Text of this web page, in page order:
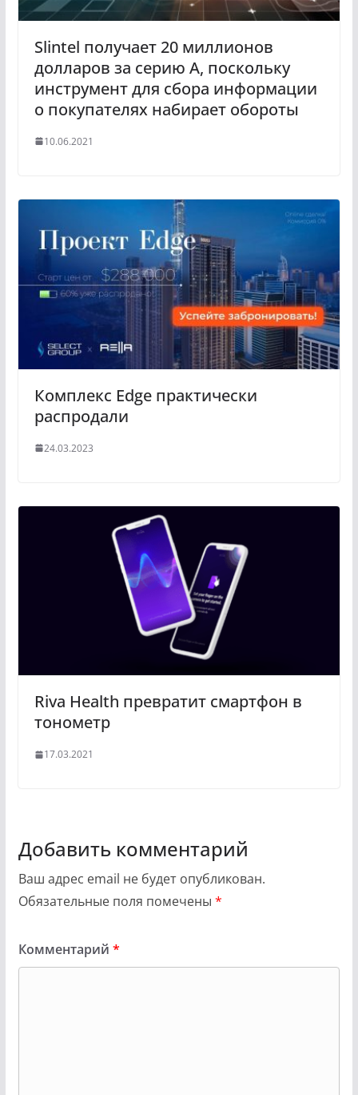
Slintel получает 20 миллионов
долларов за серию A, поскольку
инструмент для сбора информации
о покупателях набирает обороты
10.06.2021
Комплекс Edge практически
распродали
24.03.2023
Riva Health превратит смартфон в
тонометр
17.03.2021
Добавить комментарий
Ваш адрес email не будет опубликован.
Обязательные поля помечены *
Комментарий *